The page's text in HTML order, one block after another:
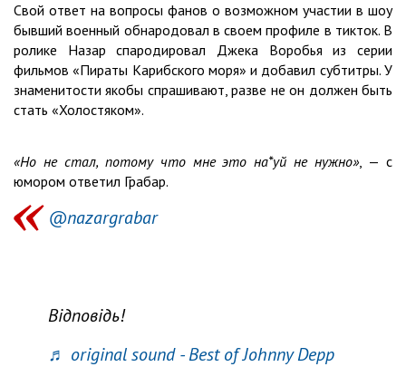
Свой ответ на вопросы фанов о возможном участии в шоу
бывший военный обнародовал в своем профиле в тикток. В
ролике Назар спародировал Джека Воробья из серии
фильмов «Пираты Карибского моря» и добавил субтитры. У
знаменитости якобы спрашивают, разве не он должен быть
стать «Холостяком».
«Но не стал, потому что мне это на*уй не нужно», — с
юмором ответил Грабар.
@nazargrabar
Відповідь!
♬ original sound - Best of Johnny Depp